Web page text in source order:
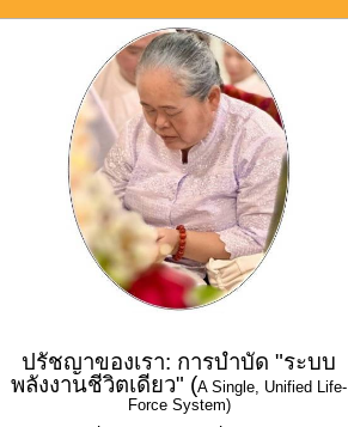
ปรัชญาของเรา: การบำบัด "ระบบ
พลังงานชีวิตเดียว" (A Single, Unified Life-
Force System)